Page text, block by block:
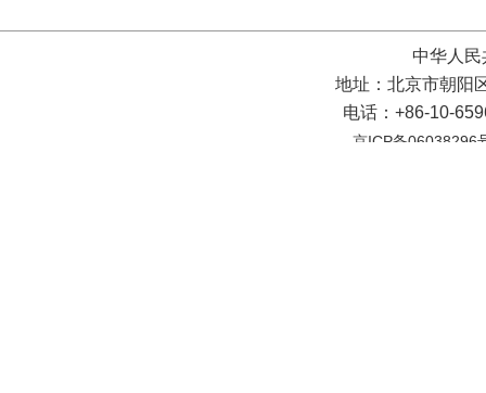
中华人
地址：北京市朝阳
电话：+86-10-
京ICP备06038296